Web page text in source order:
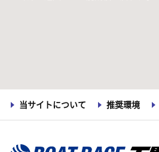
当サイトについて 推奨環境